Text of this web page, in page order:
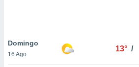
Domingo
16 Ago
13° /